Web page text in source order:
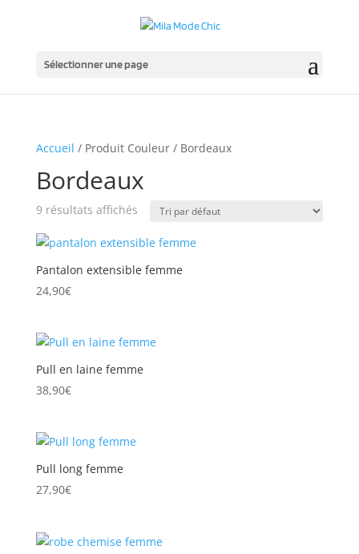
Sélectionner une page
Accueil / Produit Couleur / Bordeaux
Bordeaux
9 résultats affichés
Pantalon extensible femme
24,90€
Pull en laine femme
38,90€
Pull long femme
27,90€